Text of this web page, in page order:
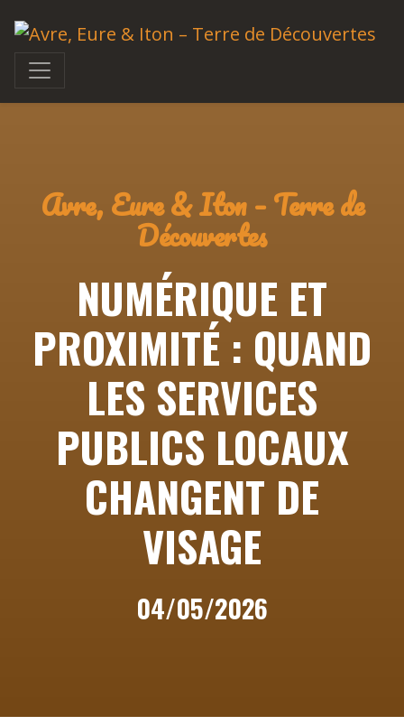
Avre, Eure & Iton – Terre de
Découvertes
NUMÉRIQUE ET
PROXIMITÉ : QUAND
LES SERVICES
PUBLICS LOCAUX
CHANGENT DE
VISAGE
04/05/2026